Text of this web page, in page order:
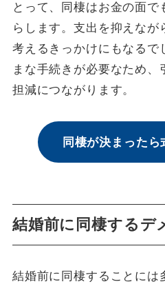
とって、同棲はお金の面で
らします。支出を抑えなが
考えるきっかけにもなるで
まな手続きが必要なため、
担減につながります。
同棲が決まった
結婚前に同棲するデ
結婚前に同棲することには